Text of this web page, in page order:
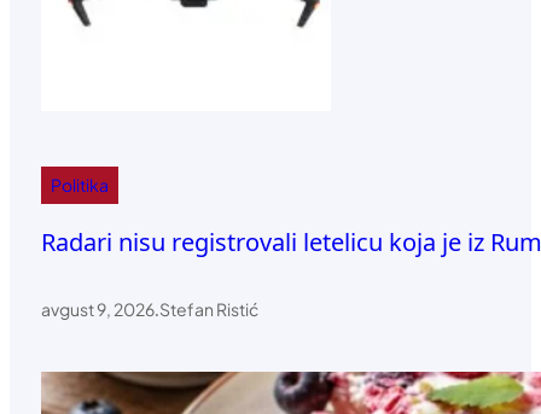
Politika
Radari nisu registrovali letelicu koja je iz
avgust 9, 2026.Stefan Ristić